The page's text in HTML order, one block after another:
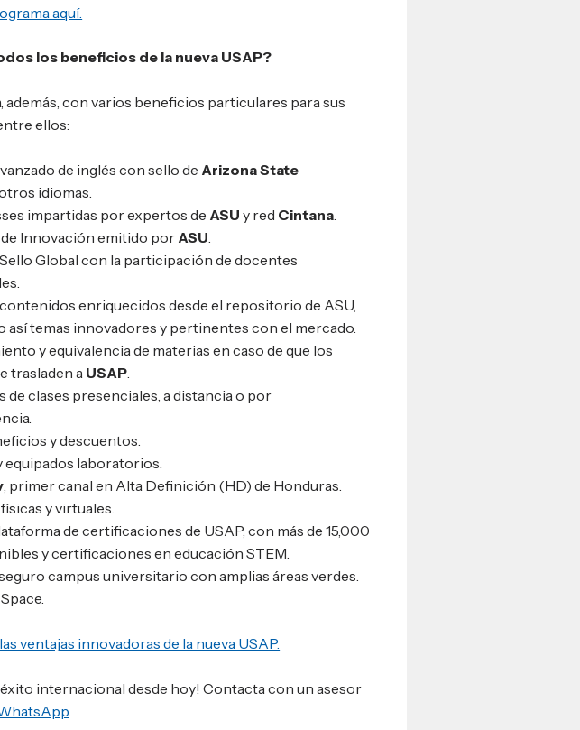
aquí.
los beneficios de la nueva USAP?
además, con varios beneficios particulares para sus
ellos:
de inglés con sello de Arizona State
idiomas.
impartidas por expertos de ASU y red Cintana
Innovación emitido por ASU
Global con la participación de docentes
enriquecidos desde el repositorio de ASU,
temas innovadores y pertinentes con el mercado.
y equivalencia de materias en caso de que los
trasladen a USAP
de clases presenciales, a distancia o por
y descuentos.
equipados laboratorios.
, primer canal en Alta Definición (HD) de Honduras.
y virtuales.
de certificaciones de USAP, con más de 15,000
y certificaciones en educación STEM.
campus universitario con amplias áreas verdes.
ventajas innovadoras de la nueva USAP.
éxito internacional desde hoy! Contacta con un asesor